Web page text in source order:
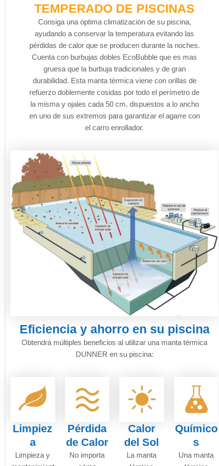
TEMPERADO DE PISCINAS
Consiga una óptima climatización de su piscina,
ayudando a conservar la temperatura evitando las
pérdidas de calor que se producen durante la noches.
Cuenta con burbujas dobles EcoBubble que es mas
gruesa que la burbuja tradicionales y de gran
durabilidad. Esta manta térmica viene con orillas de
refuerzo doblemente cosidas por todo el perímetro de
la misma y ojales cada 50 cm, dispuestos a lo ancho
en uno de sus extremos para garantizar el agarre con
el carro enrollador.
Eficiencia y ahorro en su piscina
Obtendrá múltiples beneficios al utilizar una manta térmica
DUNNER en su piscina:
Limpiez
a
Limpieza y
Pérdida
de Calor
No importa
Calor
del Sol
La manta
Químico
s
Una manta